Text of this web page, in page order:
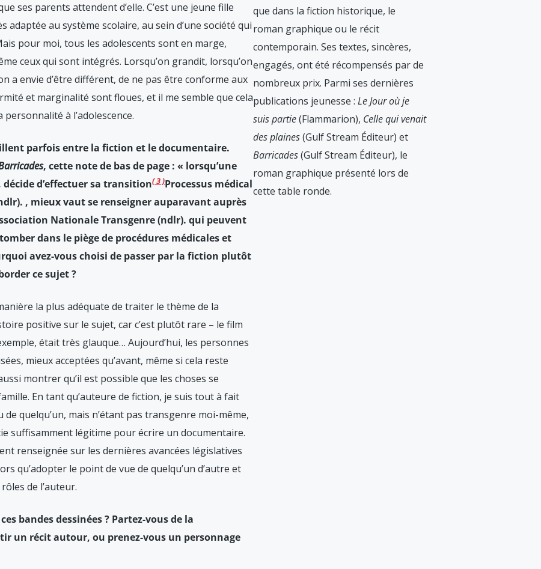
ses parents attendent d’elle. C’est une jeune fille
adaptée au système scolaire, au sein d’une société qui
pour moi, tous les adolescents sont en marge,
ceux qui sont intégrés. Lorsqu’on grandit, lorsqu’on
a envie d’être différent, de ne pas être conforme aux
et marginalité sont floues, et il me semble que cela
à l’adolescence.
parfois entre la fiction et le documentaire.
, cette note de bas de page : « lorsqu’une
d’effectuer sa transition 3 Processus médical
, mieux vaut se renseigner auparavant auprès
Nationale Transgenre (ndlr). qui peuvent
dans le piège de procédures médicales et
avez-vous choisi de passer par la fiction plutôt
ce sujet ?
la plus adéquate de traiter le thème de la
positive sur le sujet, car c’est plutôt rare – le film
était très glauque… Aujourd’hui, les personnes
mieux acceptées qu’avant, même si cela reste
montrer qu’il est possible que les choses se
En tant qu’auteure de fiction, je suis tout à fait
quelqu’un, mais n’étant pas transgenre moi-même,
suffisamment légitime pour écrire un documentaire.
renseignée sur les dernières avancées législatives
qu’adopter le point de vue de quelqu’un d’autre et
de l’auteur.
bandes dessinées ? Partez-vous de la
un récit autour, ou prenez-vous un personnage
que dans la fiction historique, le
roman graphique ou le récit
contemporain. Ses textes, sincères,
engagés, ont été récompensés par de
nombreux prix. Parmi ses dernières
publications jeunesse :Le Jour où je
suis partie(Flammarion), Celle qui venait
des plaines(Gulf Stream Éditeur) et
Barricades(Gulf Stream Éditeur), le
roman graphique présenté lors de
cette table ronde.